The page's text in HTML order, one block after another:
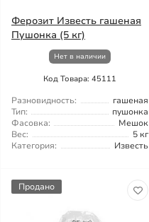
Ферозит Известь гашеная
Пушонка (5 кг)
Нет в наличии
Код Товара: 45111
Разновидность:
гашеная
Тип:
пушонка
Фасовка:
Мешок
Вес:
5 кг
Категория:
Известь
Продано